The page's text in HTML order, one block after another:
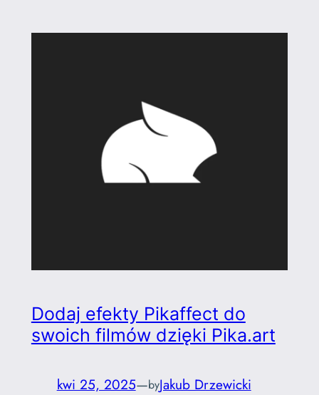
Dodaj efekty Pikaffect do
swoich filmów dzięki Pika.art
kwi 25, 2025—byJakub Drzewicki